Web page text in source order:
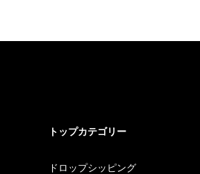
トップカテゴリー
ドロップシッピング